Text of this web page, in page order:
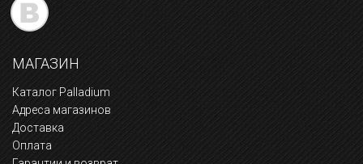
МАГАЗИН
Каталог Palladium
Адреса магазинов
Доставка
Оплата